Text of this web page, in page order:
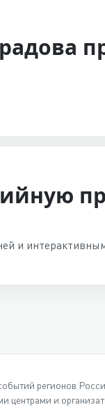
и
регионов
центрами и